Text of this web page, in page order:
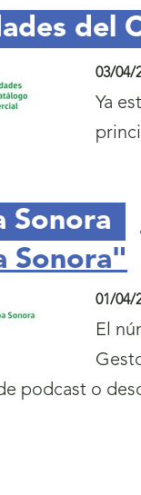
del
03/04/
Ya
Sonora
Sonora"
01/04/
El
podcast o